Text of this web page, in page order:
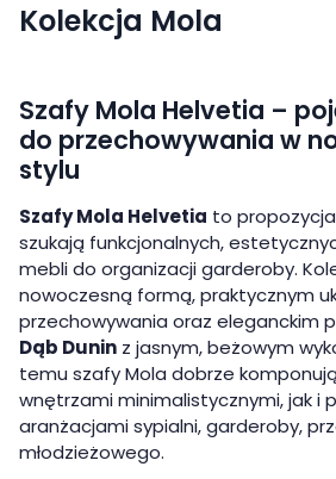
Kolekcja Mola
Szafy Mola Helvetia –
do przechowywania w
stylu
Szafy Mola Helvetia to
szukają funkcjonalnych,
mebli do organizacji garderoby.
nowoczesną formą, praktycznym
przechowywania oraz eleganckim
Dąb Dunin z jasnym, beżowym
temu szafy Mola dobrze
wnętrzami minimalistycznymi, jak i
aranżacjami sypialni, garderoby,
młodzieżowego.